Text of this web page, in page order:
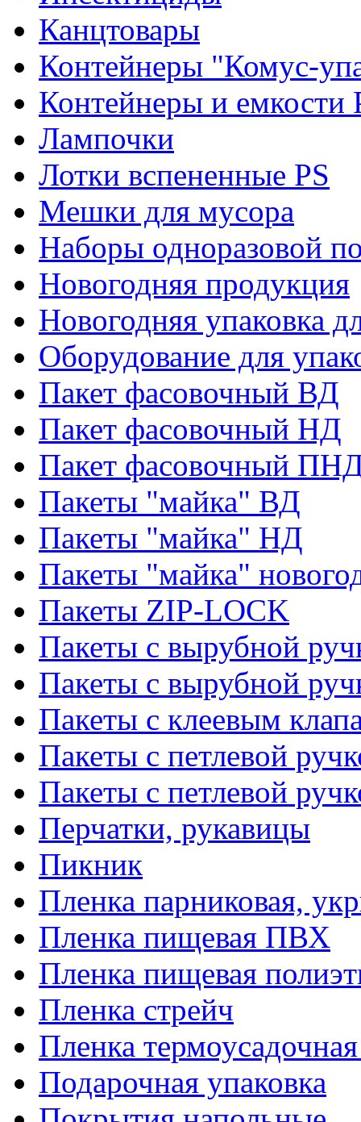
Канцтовары
Контейнеры "Комус-
Контейнеры и емкости
Лампочки
Лотки вспененные PS
Мешки для мусора
Наборы одноразовой
Новогодняя продукция
Новогодняя упаковка
Оборудование для
Пакет фасовочный ВД
Пакет фасовочный НД
Пакет фасовочный
Пакеты "майка" ВД
Пакеты "майка" НД
Пакеты "майка"
Пакеты ZIP-LOCK
Пакеты с вырубной
Пакеты с вырубной
Пакеты с клеевым
Пакеты с петлевой
Пакеты с петлевой
Перчатки, рукавицы
Пикник
Пленка парниковая,
Пленка пищевая ПВХ
Пленка пищевая
Пленка стрейч
Пленка
Подарочная упаковка